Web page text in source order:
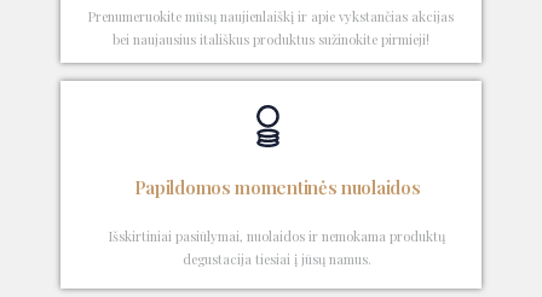
Prenumeruokite mūsų naujienlaiškį ir apie vykstančias akcijas
bei naujausius itališkus produktus sužinokite pirmieji!
Papildomos momentinės nuolaidos
Išskirtiniai pasiūlymai, nuolaidos ir nemokama produktų
degustacija tiesiai į jūsų namus.